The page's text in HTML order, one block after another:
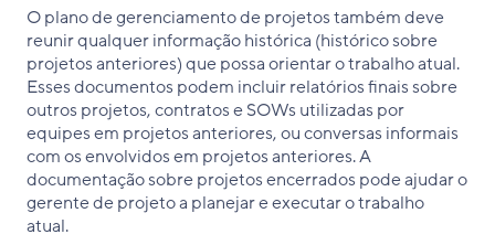
O plano de gerenciamento de projetos também deve
reunir qualquer informação histórica (histórico sobre
projetos anteriores) que possa orientar o trabalho atual.
Esses documentos podem incluir relatórios finais sobre
outros projetos, contratos e SOWs utilizadas por
equipes em projetos anteriores, ou conversas informais
com os envolvidos em projetos anteriores. A
documentação sobre projetos encerrados pode ajudar o
gerente de projeto a planejar e executar o trabalho
atual.